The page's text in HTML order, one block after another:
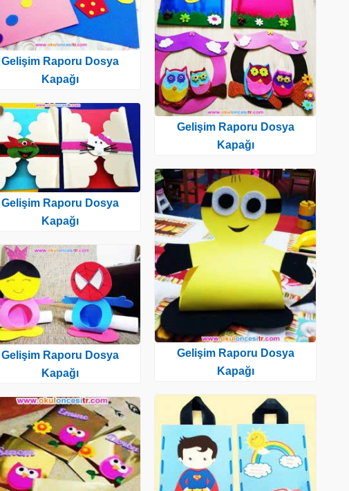
Gelişim Raporu Dosya
Kapağı
Gelişim Raporu Dosya
Kapağı
Gelişim Raporu Dosya
Kapağı
Gelişim Raporu Dosya
Kapağı
Gelişim Raporu Dosya
Kapağı